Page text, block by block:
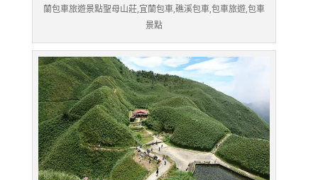
蘭包車旅遊景點聖母山莊,宜蘭包車,礁溪包車,包車旅遊,包車
景點